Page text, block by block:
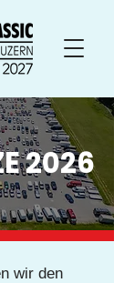
2026
wir den